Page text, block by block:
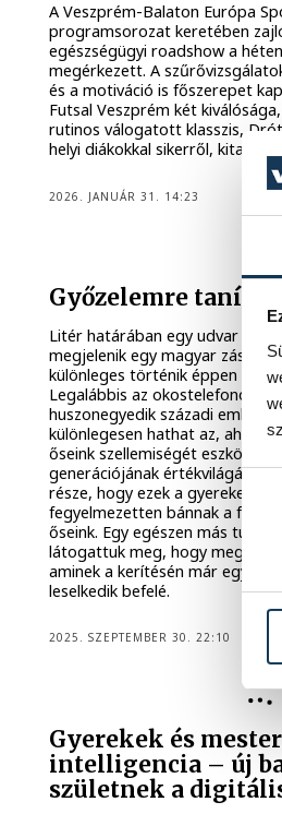
A Veszprém-Balaton Európa
programsorozat keretében
egészségügyi roadshow a
megérkezett. A
és a motiváció is főszerepet
Futsal Veszprém két
rutinos válogatott klasszis,
helyi diákokkal sikerről,
2026. JANUÁR 31. 14:23
Győzelemre
Litér határában egy udvar
megjelenik egy magyar zászló.
különleges történik éppen a
Legalábbis az okostelefonok
huszonegyedik századi ember
különlegesen hathat az,
őseink szellemiségét
generációjának értékvilágát.
része, hogy ezek a gyerekek
fegyelmezetten bánnak a
őseink. Egy egészen más tudás
látogattuk meg, hogy
aminek a kerítésén már egyre
leselkedik befelé.
2025. SZEPTEMBER 30. 22:10
Gyerekek és
intelligencia – új
születnek a